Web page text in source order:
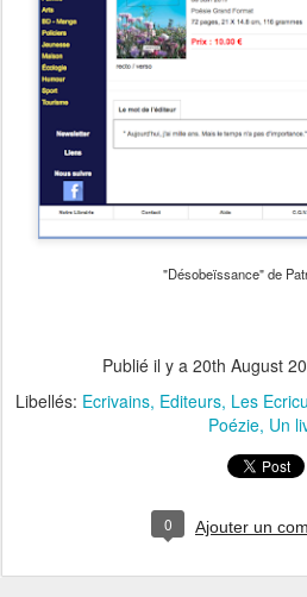
"Désobeïssance" de
Publié il y a 20th August
Libellés: Ecrivains Editeurs Les
Poézie Un
0 Ajouter un